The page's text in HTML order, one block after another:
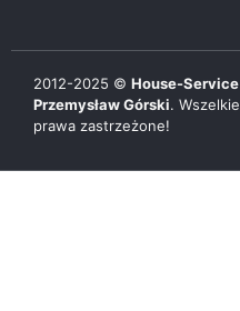
2012-2025 © House-Service
Przemysław Górski. Wszelkie
prawa zastrzeżone!